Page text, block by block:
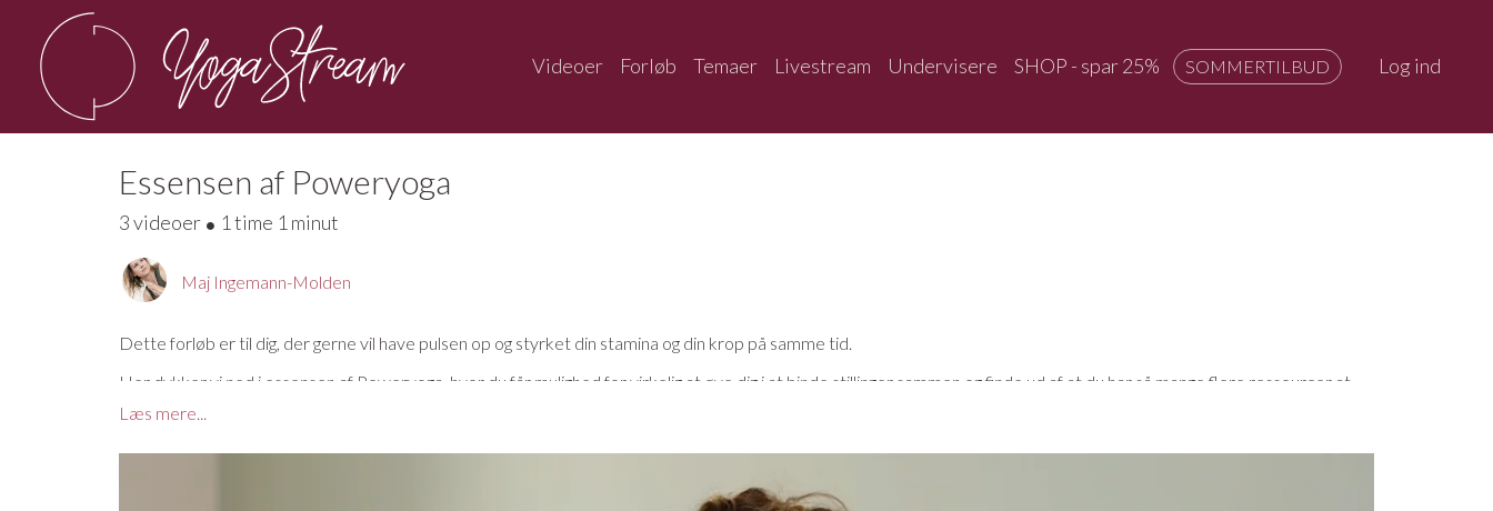
Videoer Forløb Temaer Livestream Undervisere SHOP - spar 25% SOMMERTILBUD Log ind
Essensen af Poweryoga
3 videoer 1 time 1 minut
Maj Ingemann-Molden
Dette forløb er til dig, der gerne vil have pulsen op og styrket din stamina og din krop på samme tid.
Her dykker vi ned i essensen af Poweryoga, hvor du får mulighed for virkelig at øve dig i at binde stillinger sammen og finde ud af at du har så mange flere ressourcer at
byde på end du måske selv er klar over.
Læs mere...